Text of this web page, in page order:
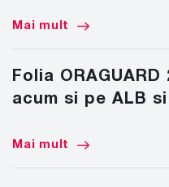
Mai mult
Folia
acum si pe ALB si
Mai mult